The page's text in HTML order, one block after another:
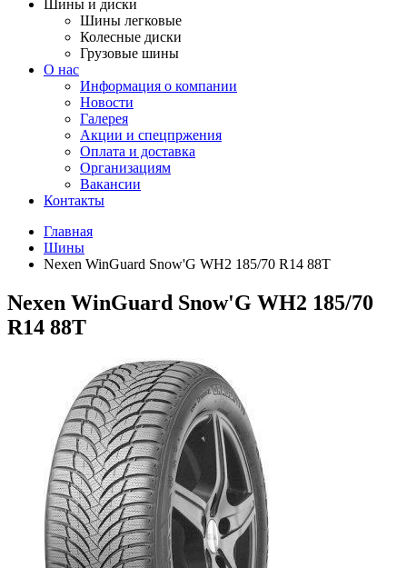
Шины и диски
Шины легковые
Колесные диски
Грузовые шины
О нас
Информация о компании
Новости
Галерея
Акции и спецпржения
Оплата и доставка
Организациям
Вакансии
Контакты
Главная
Шины
Nexen WinGuard Snow'G WH2 185/70 R14 88T
Nexen WinGuard Snow'G WH2 185/70
R14 88T